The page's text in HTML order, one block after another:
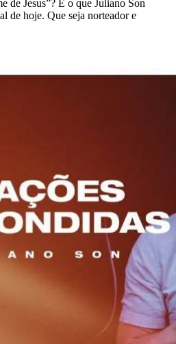
de Jesus”? É o que Juliano Son
de hoje. Que seja norteador e